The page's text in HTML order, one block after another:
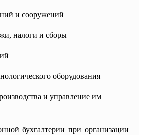
и сооружений
налоги и сборы
оборудования
и управление им
бухгалтерии при организации